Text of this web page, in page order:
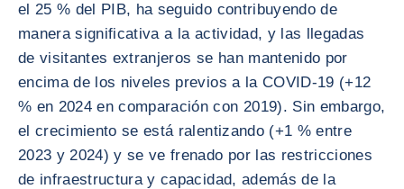
el 25 % del PIB, ha seguido contribuyendo de
manera significativa a la actividad, y las llegadas
de visitantes extranjeros se han mantenido por
encima de los niveles previos a la COVID-19 (+12
% en 2024 en comparación con 2019). Sin embargo,
el crecimiento se está ralentizando (+1 % entre
2023 y 2024) y se ve frenado por las restricciones
de infraestructura y capacidad, además de la